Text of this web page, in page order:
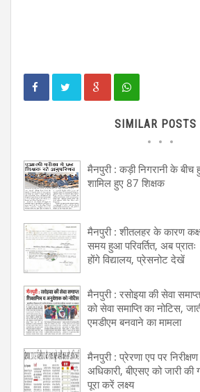
SIMILAR POSTS
मैनपुरी : कड़ी निगरानी के बीच
शामिल हुए 87 शिक्षक
मैनपुरी : शीतलहर के कारण
समय हुआ परिवर्तित, अब
होंगे विद्यालय, प्रेसनोट देखें
मैनपुरी : रसोइया की सेवा
को सेवा समाप्ति का नोटिस,
एमडीएम बनवाने का मामला
मैनपुरी : प्रेरणा एप पर
अधिकारी, बीएसए को जारी की
पूरा करें लक्ष्य